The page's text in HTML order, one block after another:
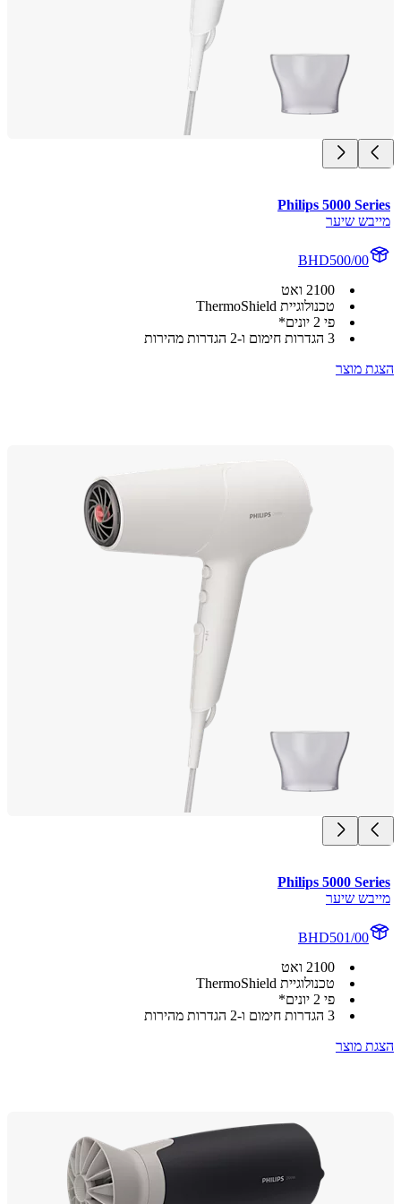
Philips 5000
שיער
BHD500/00
2100 ואט
טכנולוגיית ThermoShield
פי 2 יונים*
מוצר
Philips 5000
שיער
BHD501/00
2100 ואט
טכנולוגיית ThermoShield
פי 2 יונים*
מוצר